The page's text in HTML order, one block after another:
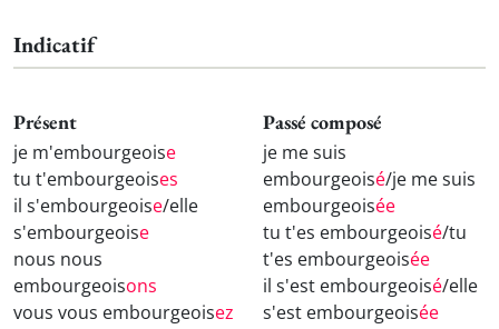
Indicatif
Présent
je m'embourgeoise
tu t'embourgeoises
il s'embourgeoise/elle
s'embourgeoise
nous nous
embourgeoisons
vous vous embourgeoisez
Passé composé
je me suis
embourgeoisé/je me suis
embourgeoisée
tu t'es embourgeoisé/tu
t'es embourgeoisée
il s'est embourgeoisé/elle
s'est embourgeoisée